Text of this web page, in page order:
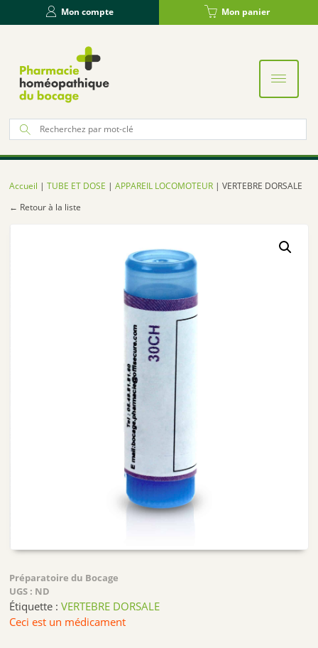
Mon compte Mon panier
:
Accueil |TUBE ET DOSE |APPAREIL LOCOMOTEUR | VERTEBRE DORSALE
← Retour à la liste
Préparatoire du Bocage
UGS : ND
Étiquette :VERTEBRE DORSALE
Ceci est un médicament
Panneau de gestion des cookies